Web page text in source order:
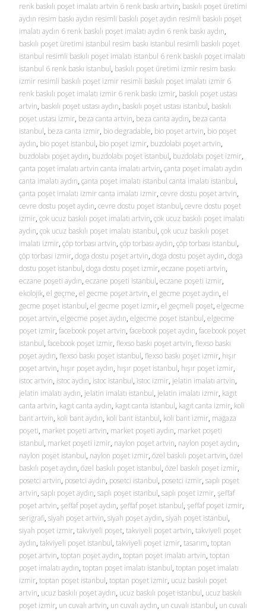
renk baskılı poşet imalatı artvin 6 renk baskı artvin, baskılı poşet üretimi
aydın resim baskı aydın resimli baskılı poşet aydın resimli baskılı poşet
imalatı aydın 6 renk baskılı poşet imalatı aydın 6 renk baskı aydın,
baskılı poşet üretimi istanbul resim baskı istanbul resimli baskılı poşet
istanbul resimli baskılı poşet imalatı istanbul 6 renk baskılı poşet imalatı
istanbul 6 renk baskı istanbul, baskılı poşet üretimi izmir resim baskı
izmir resimli baskılı poşet izmir resimli baskılı poşet imalatı izmir 6
renk baskılı poşet imalatı izmir 6 renk baskı izmir, baskılı poşet ustası
artvin, baskılı poşet ustası aydın, baskılı poşet ustası istanbul, baskılı
poşet ustası izmir, beza canta artvin, beza canta aydın, beza canta
istanbul, beza canta izmir, bio degradable, bio poşet artvin, bio poşet
aydın, bio poşet istanbul, bio poşet izmir, buzdolabı poşet artvin,
buzdolabı poşet aydın, buzdolabı poşet istanbul, buzdolabı poşet izmir,
çanta poşet imalatı artvin canta imalatı artvin, çanta poşet imalatı aydın
canta imalatı aydın, çanta poşet imalatı istanbul canta imalatı istanbul,
çanta poşet imalatı izmir canta imalatı izmir, cevre dostu poşet artvin,
cevre dostu poşet aydın, cevre dostu poşet istanbul, cevre dostu poşet
izmir, çok ucuz baskılı poşet imalatı artvin, çok ucuz baskılı poşet imalatı
aydın, çok ucuz baskılı poşet imalatı istanbul, çok ucuz baskılı poşet
imalatı izmir, çöp torbası artvin, çöp torbası aydın, çöp torbası istanbul,
çöp torbası izmir, doga dostu poşet artvin, doga dostu poşet aydın, doga
dostu poşet istanbul, doga dostu poşet izmir, eczane poşeti artvin,
eczane poşeti aydın, eczane poşeti istanbul, eczane poşeti izmir,
ekolojik, el geçme, el gecme poşet artvin, el gecme poşet aydın, el
gecme poşet istanbul, el gecme poşet izmir, el geçmeli poşet, elgecme
poşet artvin, elgecme poşet aydın, elgecme poşet istanbul, elgecme
poşet izmir, facebook poşet artvin, facebook poşet aydın, facebook poşet
istanbul, facebook poşet izmir, flexso baskı poşet artvin, flexso baskı
poşet aydın, flexso baskı poşet istanbul, flexso baskı poşet izmir, hışır
poşet artvin, hışır poşet aydın, hışır poşet istanbul, hışır poşet izmir,
istoc artvin, istoc aydın, istoc istanbul, istoc izmir, jelatin imalatı artvin,
jelatin imalatı aydın, jelatin imalatı istanbul, jelatin imalatı izmir, kagıt
canta artvin, kagıt canta aydın, kagıt canta istanbul, kagıt canta izmir, koli
bant artvin, koli bant aydın, koli bant istanbul, koli bant izmir, mağaza
poşeti, market poşeti artvin, market poşeti aydın, market poşeti
istanbul, market poşeti izmir, naylon poşet artvin, naylon poşet aydın,
naylon poşet istanbul, naylon poşet izmir, özel baskılı poşet artvin, özel
baskılı poşet aydın, özel baskılı poşet istanbul, özel baskılı poşet izmir,
posetci artvin, posetci aydın, posetci istanbul, posetci izmir, saplı poşet
artvin, saplı poşet aydın, saplı poşet istanbul, saplı poşet izmir, şeffaf
poşet artvin, şeffaf poşet aydın, şeffaf poşet istanbul, şeffaf poşet izmir,
serigrafi, siyah poşet artvin, siyah poşet aydın, siyah poşet istanbul,
siyah poşet izmir, takviyeli poşet, takviyeli poşet artvin, takviyeli poşet
aydın, takviyeli poşet istanbul, takviyeli poşet izmir, tasarım, toptan
poşet artvin, toptan poşet aydın, toptan poşet imalatı artvin, toptan
poşet imalatı aydın, toptan poşet imalatı istanbul, toptan poşet imalatı
izmir, toptan poşet istanbul, toptan poşet izmir, ucuz baskılı poşet
artvin, ucuz baskılı poşet aydın, ucuz baskılı poşet istanbul, ucuz baskılı
poşet izmir, un cuvalı artvin, un cuvalı aydın, un cuvalı istanbul, un cuvalı